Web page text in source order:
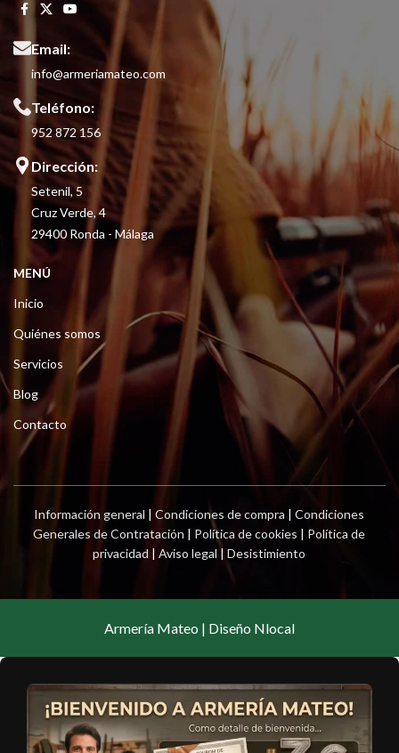
Email:
info@armeriamateo.com
Teléfono:
952 872 156
Dirección:
Setenil, 5
Cruz Verde, 4
29400 Ronda - Málaga
MENÚ
Inicio
Quiénes somos
Servicios
Blog
Contacto
Información general |Condiciones de compra |Condiciones
Generales de Contratación | Política de cookies | Política de
privacidad |Aviso legal |Desistimiento
Armería Mateo | Diseño Nlocal